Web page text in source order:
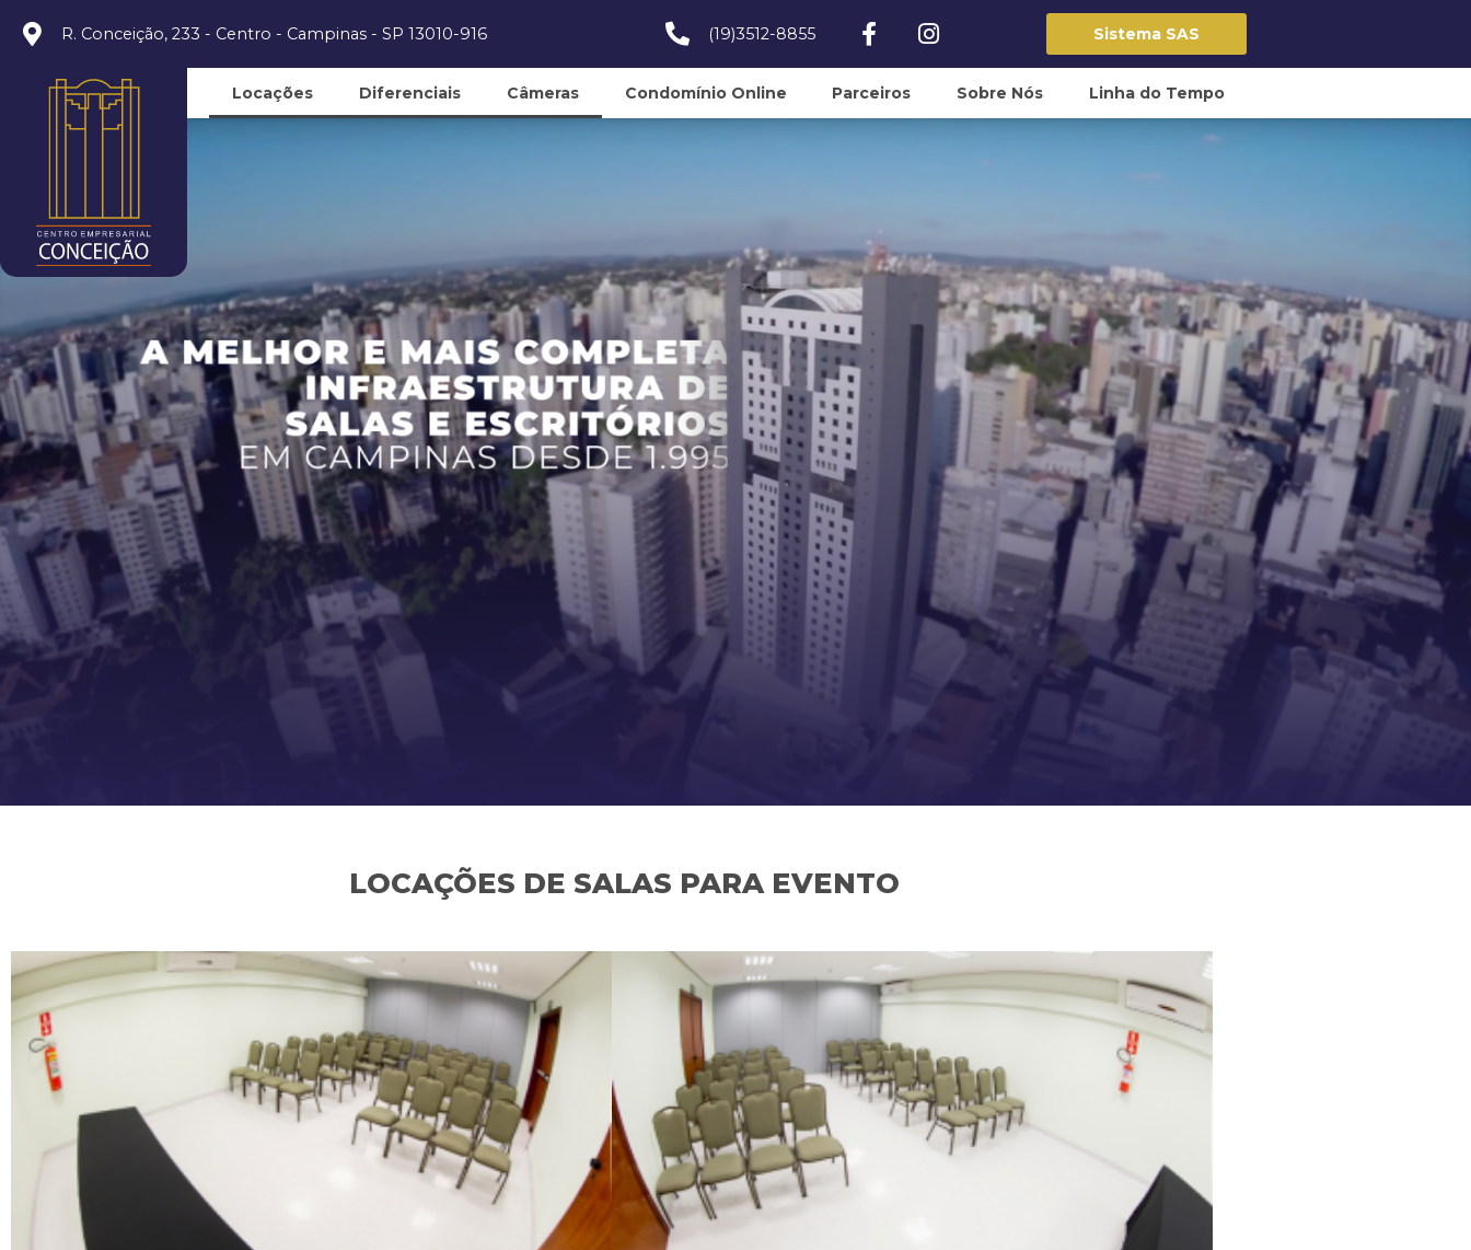
R. Conceição, 233 - Centro - Campinas - SP 13010-916 (19)3512-8855 Sistema SAS
Locações Diferenciais Câmeras Condomínio Online Parceiros Sobre Nós Linha do Tempo
LOCAÇÕES DE SALAS PARA EVENTO
L1
L2
L3
L3
L4
L5